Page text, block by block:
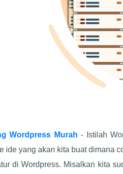
Wordpress Murah - Istilah
ide yang akan kita buat dimana
di Wordpress. Misalkan kita